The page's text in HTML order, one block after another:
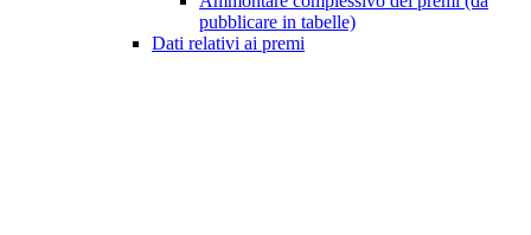
pubblicare in tabelle)
Dati relativi ai premi